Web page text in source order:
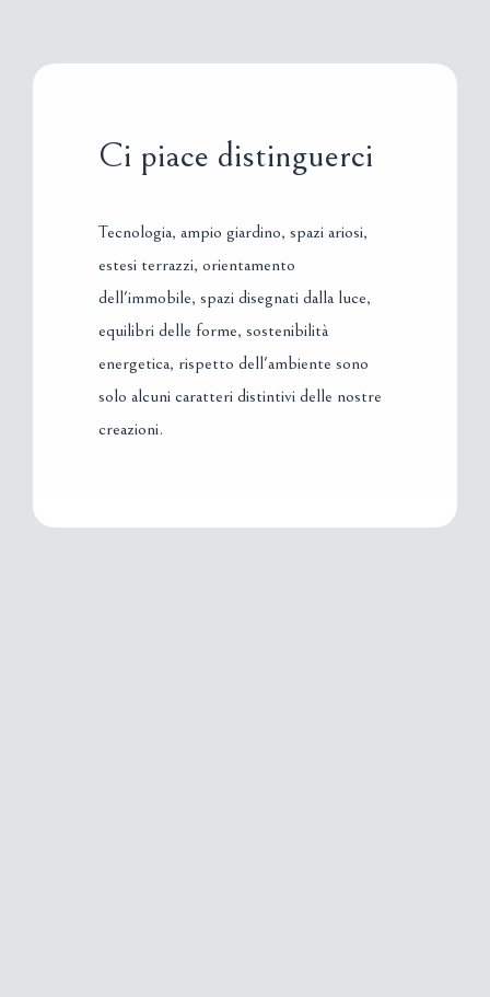
Ci piace distinguerci
Tecnologia, ampio giardino, spazi ariosi,
estesi terrazzi, orientamento
dell'immobile, spazi disegnati dalla luce,
equilibri delle forme, sostenibilità
energetica, rispetto dell'ambiente sono
solo alcuni caratteri distintivi delle nostre
creazioni.